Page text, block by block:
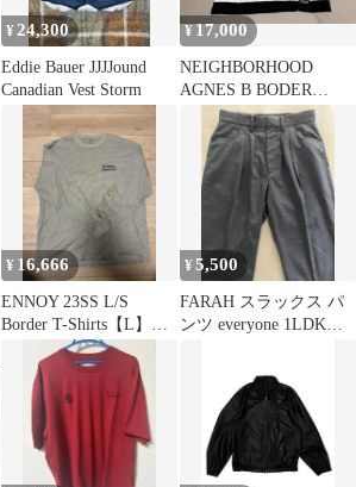
¥ 24,300
Eddie Bauer JJJJound
Canadian Vest Storm
¥17,000
NEIGHBORHOOD
AGNES B BODER
CREWNECK SS
¥ 16,666
ENNOY 23SS L/S
Border T-Shirts【L】ロ
¥5,500
FARAH スラックス パ
ンツ everyone 1LDK